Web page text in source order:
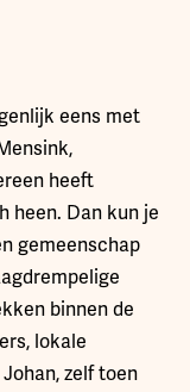
eens met
heeft
heen. Dan kun je
gemeenschap
binnen de
lokale
zelf toen